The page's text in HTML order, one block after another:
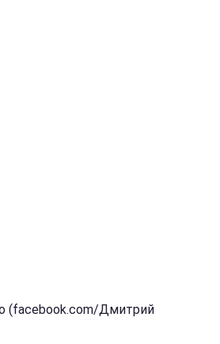
(facebook.com/Дмитрий